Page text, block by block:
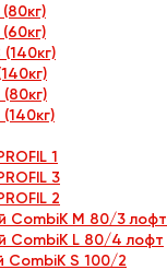
1
3
2
CombiK M 80/3 лофт
CombiK L 80/4 лофт
CombiK S 100/2